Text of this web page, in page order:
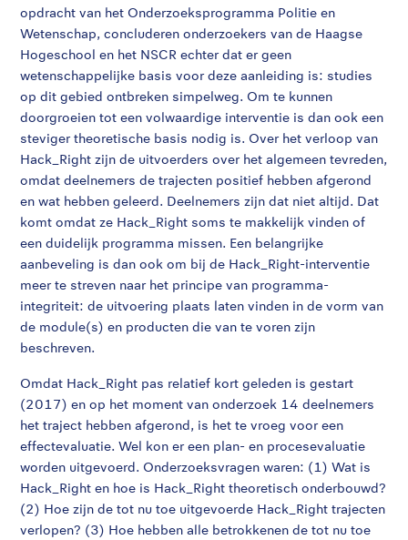
opdracht van het Onderzoeksprogramma Politie en
Wetenschap, concluderen onderzoekers van de Haagse
Hogeschool en het NSCR echter dat er geen
wetenschappelijke basis voor deze aanleiding is: studies
op dit gebied ontbreken simpelweg. Om te kunnen
doorgroeien tot een volwaardige interventie is dan ook een
steviger theoretische basis nodig is. Over het verloop van
Hack_Right zijn de uitvoerders over het algemeen tevreden,
omdat deelnemers de trajecten positief hebben afgerond
en wat hebben geleerd. Deelnemers zijn dat niet altijd. Dat
komt omdat ze Hack_Right soms te makkelijk vinden of
een duidelijk programma missen. Een belangrijke
aanbeveling is dan ook om bij de Hack_Right-interventie
meer te streven naar het principe van programma-
integriteit: de uitvoering plaats laten vinden in de vorm van
de module(s) en producten die van te voren zijn
beschreven.
Omdat Hack_Right pas relatief kort geleden is gestart
(2017) en op het moment van onderzoek 14 deelnemers
het traject hebben afgerond, is het te vroeg voor een
effectevaluatie. Wel kon er een plan- en procesevaluatie
worden uitgevoerd. Onderzoeksvragen waren: (1) Wat is
Hack_Right en hoe is Hack_Right theoretisch onderbouwd?
(2) Hoe zijn de tot nu toe uitgevoerde Hack_Right trajecten
verlopen? (3) Hoe hebben alle betrokkenen de tot nu toe